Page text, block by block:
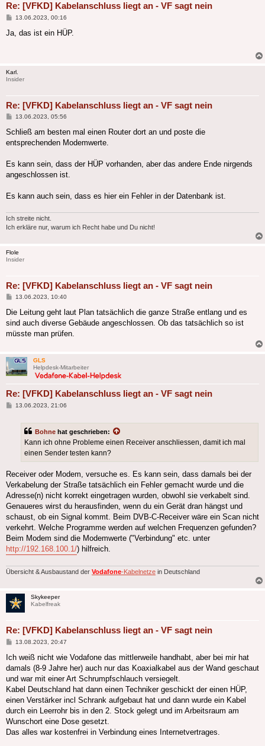
Re: [VFKD] Kabelanschluss liegt an - VF sagt nein
Beitrag
13.06.2023, 00:16
Ja, das ist ein HÜP.
Karl.
Insider
Re: [VFKD] Kabelanschluss liegt an - VF sagt nein
Beitrag
13.06.2023, 05:56
Schließ am besten mal einen Router dort an und poste die
entsprechenden Modemwerte.
Es kann sein, dass der HÜP vorhanden, aber das andere Ende nirgends
angeschlossen ist.
Es kann auch sein, dass es hier ein Fehler in der Datenbank ist.
Ich streite nicht.
Ich erkläre nur, warum ich Recht habe und Du nicht!
Flole
Insider
Re: [VFKD] Kabelanschluss liegt an - VF sagt nein
Beitrag
13.06.2023, 10:40
Die Leitung geht laut Plan tatsächlich die ganze Straße entlang und es
sind auch diverse Gebäude angeschlossen. Ob das tatsächlich so ist
müsste man prüfen.
GLS
Helpdesk-Mitarbeiter
Re: [VFKD] Kabelanschluss liegt an - VF sagt nein
Beitrag
13.06.2023, 21:06
Bohne hat geschrieben:
Kann ich ohne Probleme einen Receiver anschliessen, damit ich mal
einen Sender testen kann?
Receiver oder Modem, versuche es. Es kann sein, dass damals bei der
Verkabelung der Straße tatsächlich ein Fehler gemacht wurde und die
Adresse(n) nicht korrekt eingetragen wurden, obwohl sie verkabelt sind.
Genaueres wirst du herausfinden, wenn du ein Gerät dran hängst und
schaust, ob ein Signal kommt. Beim DVB-C-Receiver wäre ein Scan nicht
verkehrt. Welche Programme werden auf welchen Frequenzen gefunden?
Beim Modem sind die Modemwerte ("Verbindung" etc. unter
http://192.168.100.1/) hilfreich.
Übersicht & Ausbaustand der Vodafone-Kabelnetze in Deutschland
Skykeeper
Kabelfreak
Re: [VFKD] Kabelanschluss liegt an - VF sagt nein
Beitrag
13.08.2023, 20:47
Ich weiß nicht wie Vodafone das mittlerweile handhabt, aber bei mir hat
damals (8-9 Jahre her) auch nur das Koaxialkabel aus der Wand geschaut
und war mit einer Art Schrumpfschlauch versiegelt.
Kabel Deutschland hat dann einen Techniker geschickt der einen HÜP,
einen Verstärker incl Schrank aufgebaut hat und dann wurde ein Kabel
durch ein Leerrohr bis in den 2. Stock gelegt und im Arbeitsraum am
Wunschort eine Dose gesetzt.
Das alles war kostenfrei in Verbindung eines Internetvertrages.